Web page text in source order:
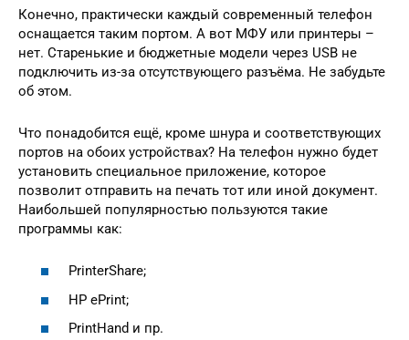
Конечно, практически каждый современный телефон
оснащается таким портом. А вот МФУ или принтеры –
нет. Старенькие и бюджетные модели через USB не
подключить из-за отсутствующего разъёма. Не забудьте
об этом.
Что понадобится ещё, кроме шнура и соответствующих
портов на обоих устройствах? На телефон нужно будет
установить специальное приложение, которое
позволит отправить на печать тот или иной документ.
Наибольшей популярностью пользуются такие
программы как:
PrinterShare;
HP ePrint;
PrintHand и пр.